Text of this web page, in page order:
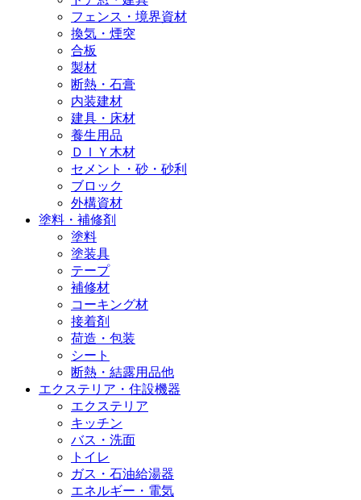
フェンス・境界資材
換気・煙突
合板
製材
断熱・石膏
内装建材
建具・床材
養生用品
ＤＩＹ木材
セメント・砂・砂利
ブロック
外構資材
塗料・補修剤
塗料
塗装具
テープ
補修材
コーキング材
接着剤
荷造・包装
シート
断熱・結露用品他
エクステリア・住設機器
エクステリア
キッチン
バス・洗面
トイレ
ガス・石油給湯器
エネルギー・電気